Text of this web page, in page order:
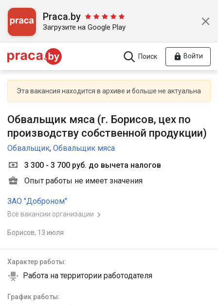
Praca.by
Загрузите на Google Play
Поиск Войти
Эта вакансия находится в архиве и больше не актуальна
Обвальщик мяса (г. Борисов, цех по
производству собственной продукции)
Обвальщик, Обвальщик мяса
3 300 - 3 700 руб. до вычета налогов
Опыт работы не имеет значения
ЗАО "Доброном"
Все вакансии организации
Борисов, 13 июля
Характер работы:
Работа на территории работодателя
График работы: